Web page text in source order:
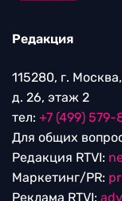
Редакция
115280, г.
д. 26, этаж 2
тел: +7 (499)
Для общих
Редакция RTVI:
Маркетинг/PR:
Реклама RTVI: